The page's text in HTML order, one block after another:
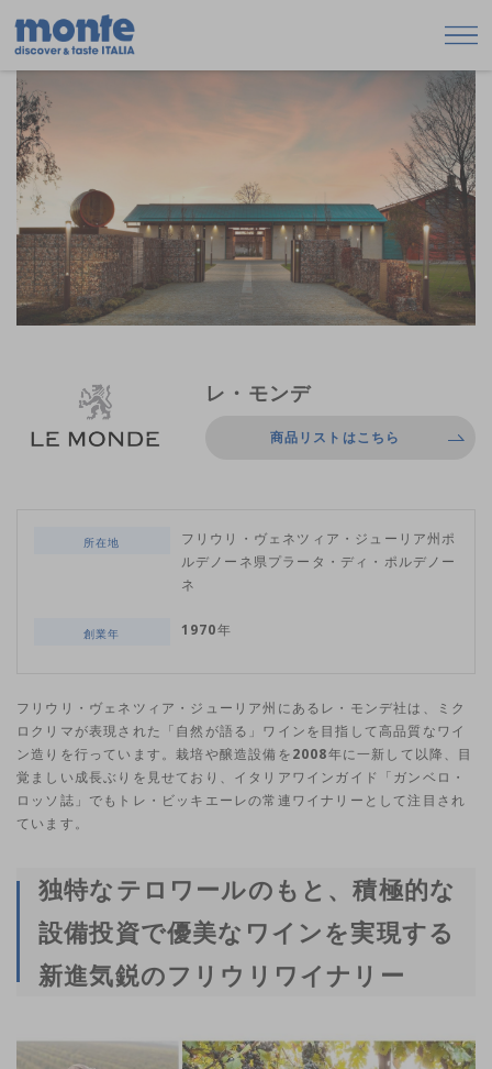
レ・モンデ
商品リストはこちら
所在地
フリウリ・ヴェネツィア・ジューリア州ポ
ルデノーネ県プラータ・ディ・ポルデノー
ネ
創業年 1970年
フリウリ・ヴェネツィア・ジューリア州にあるレ・モンデ社は、ミク
ロクリマが表現された「自然が語る」ワインを目指して高品質なワイ
ン造りを行っています。栽培や醸造設備を2008年に一新して以降、目
覚ましい成長ぶりを見せており、イタリアワインガイド「ガンベロ・
ロッソ誌」でもトレ・ビッキエーレの常連ワイナリーとして注目され
ています。
独特なテロワールのもと、積極的な
設備投資で優美なワインを実現する
新進気鋭のフリウリワイナリー